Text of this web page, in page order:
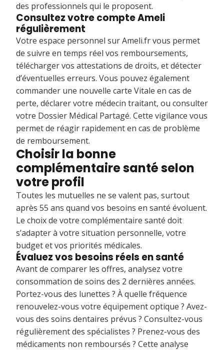
des professionnels qui le proposent.
Consultez votre compte Ameli
régulièrement
Votre espace personnel sur Ameli.fr vous permet
de suivre en temps réel vos remboursements,
télécharger vos attestations de droits, et détecter
d’éventuelles erreurs. Vous pouvez également
commander une nouvelle carte Vitale en cas de
perte, déclarer votre médecin traitant, ou consulter
votre Dossier Médical Partagé. Cette vigilance vous
permet de réagir rapidement en cas de problème
de remboursement.
Choisir la bonne
complémentaire santé selon
votre profil
Toutes les mutuelles ne se valent pas, surtout
après 55 ans quand vos besoins en santé évoluent.
Le choix de votre complémentaire santé doit
s’adapter à votre situation personnelle, votre
budget et vos priorités médicales.
Évaluez vos besoins réels en santé
Avant de comparer les offres, analysez votre
consommation de soins des 2 dernières années.
Portez-vous des lunettes ? À quelle fréquence
renouvelez-vous votre équipement optique ? Avez-
vous des soins dentaires prévus ? Consultez-vous
régulièrement des spécialistes ? Prenez-vous des
médicaments non remboursés ? Cette analyse